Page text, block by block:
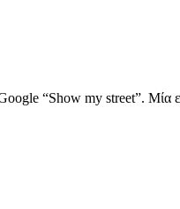
“Show my street”.